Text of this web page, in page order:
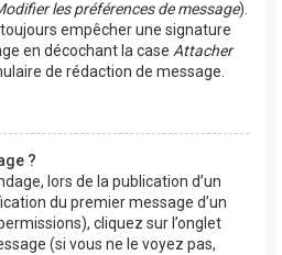
les préférences de message).
empêcher une signature
en décochant la case Attacher
de rédaction de message.
?
lors de la publication d’un
du premier message d’un
cliquez sur l’onglet
(si vous ne le voyez pas,